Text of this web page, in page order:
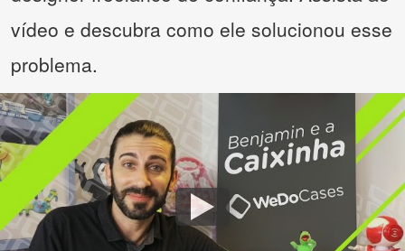
vídeo e descubra como ele solucionou esse
problema.